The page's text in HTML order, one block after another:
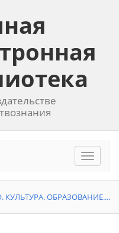
Toggle
КУЛЬТУРА. ОБРАЗОВАНИЕ....